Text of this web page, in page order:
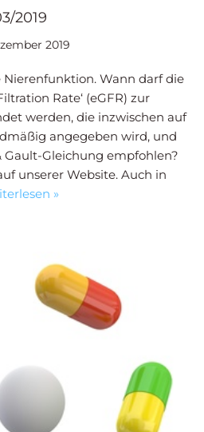
2019
2019
Wann darf die
Rate‘ (eGFR) zur
werden, die inzwischen auf
angegeben wird, und
Gault-Gleichung empfohlen?
unserer Website. Auch in
»